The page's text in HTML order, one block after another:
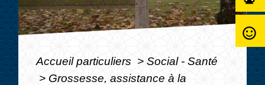
Accueil particuliers > Social - Santé
> Grossesse, assistance à la
sentiment_satisfied_alt